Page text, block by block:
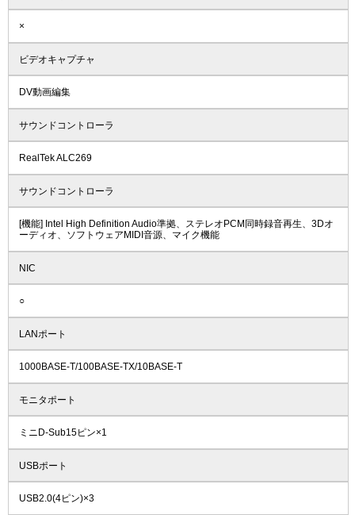
×
ビデオキャプチャ
DV動画編集
サウンドコントローラ
RealTek ALC269
サウンドコントローラ
[機能] Intel High Definition Audio準拠、ステレオPCM同時録音再生、3Dオ
ーディオ、ソフトウェアMIDI音源、マイク機能
NIC
○
LANポート
1000BASE-T/100BASE-TX/10BASE-T
モニタポート
ミニD-Sub15ピン×1
USBポート
USB2.0(4ピン)×3